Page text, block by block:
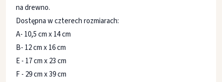
na drewno.
Dostępna w czterech rozmiarach:
A- 10,5 cm x 14 cm
B- 12 cm x 16 cm
E - 17 cm x 23 cm
F - 29 cm x 39 cm